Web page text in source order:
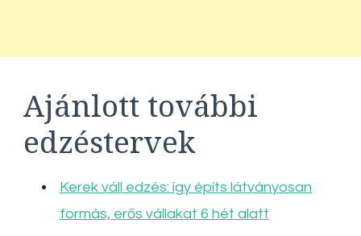
Ajánlott további
edzéstervek
Kerek váll edzés: így építs látványosan
formás, erős vállakat 6 hét alatt